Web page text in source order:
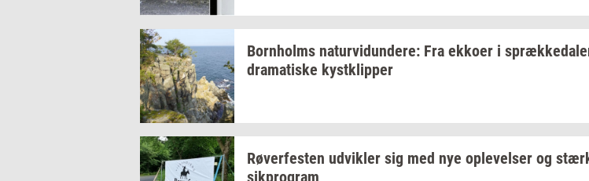
Born­holms na­tur­vi­dun­de­re: Fra ek­ko­er i
dra­ma­ti­ske kyst­klip­per
Rø­ver­fe­sten ud­vik­ler sig med nye op­le­vel­ser og
sikpro­gram